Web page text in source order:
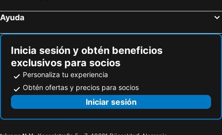
Ayuda
Inicia sesión y obtén beneficios
exclusivos para socios
Personaliza tu experiencia
Obtén ofertas y precios para socios
Iniciar sesión